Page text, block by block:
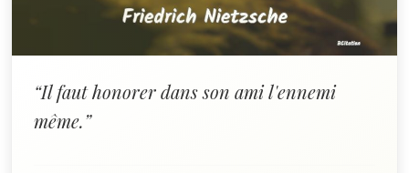
“Il faut honorer dans son ami l'ennemi
même.”